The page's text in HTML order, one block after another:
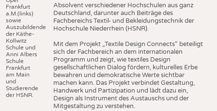
Frankfurt
a.M.(links)
sowie
Auszubildende
der Käthe-
Kollwitz
Schule und
Anni Albers
Schule
Frankfurt
am Main
und
Studierende
der HSNR.
Absolvent verschiedener Hochschulen aus ganz
Deutschland, darunter auch Beiträge des
Fachbereichs Textil- und Bekleidungstechnik der
Hochschule Niederrhein (HSNR).
Mit dem Projekt „Textile Design Connects“ beteiligt
sich der Fachbereich an dem internationalen
Programm und zeigt, wie textiles Design
gesellschaftlichen Dialog fördern, kulturelles Erbe
bewahren und demokratische Werte sichtbar
machen kann. Das Projekt verbindet Gestaltung,
Handwerk und Partizipation und lädt dazu ein,
Design als Instrument des Austauschs und der
Mitgestaltung zu verstehen.